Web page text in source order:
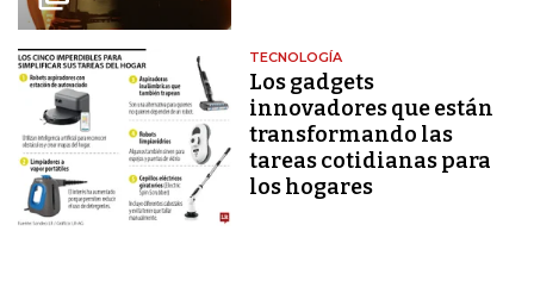
TECNOLOGÍA
Los gadgets
innovadores que están
transformando las
tareas cotidianas para
los hogares